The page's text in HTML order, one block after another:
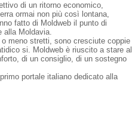
di un ritorno economico,
ormai non più così lontana,
fatto di Moldweb il punto di
alla Moldavia.
meno stretti, sono cresciute coppie
si. Moldweb è riuscito a stare al
di un consiglio, di un sostegno
portale italiano dedicato alla